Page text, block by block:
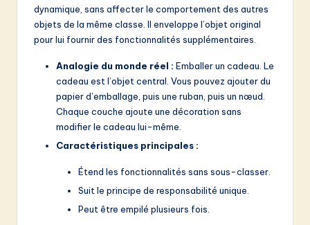
dynamique, sans affecter le comportement des autres
objets de la même classe. Il enveloppe l’objet original
pour lui fournir des fonctionnalités supplémentaires.
Analogie du monde réel : Emballer un cadeau. Le
cadeau est l’objet central. Vous pouvez ajouter du
papier d’emballage, puis une ruban, puis un nœud.
Chaque couche ajoute une décoration sans
modifier le cadeau lui-même.
Caractéristiques principales :
Étend les fonctionnalités sans sous-classer.
Suit le principe de responsabilité unique.
Peut être empilé plusieurs fois.